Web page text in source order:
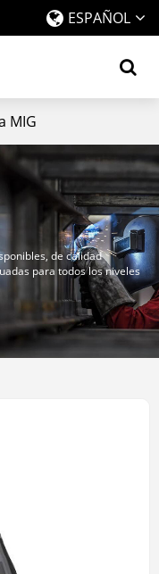
ESPAÑOL
MIG
de calidad
para todos los niveles